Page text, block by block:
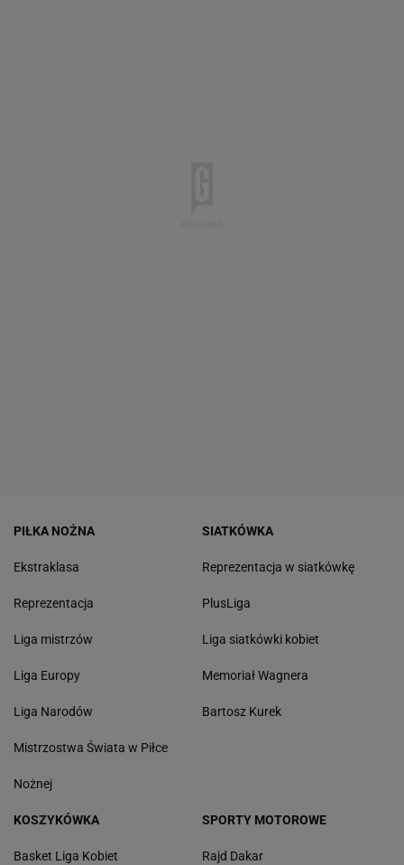
PIŁKA NOŻNA
Ekstraklasa
Reprezentacja
Liga mistrzów
Liga Europy
Liga Narodów
Mistrzostwa Świata w Piłce
Nożnej
SIATKÓWKA
Reprezentacja w siatkówkę
PlusLiga
Liga siatkówki kobiet
Memoriał Wagnera
Bartosz Kurek
KOSZYKÓWKA
Basket Liga Kobiet
SPORTY MOTOROWE
Rajd Dakar